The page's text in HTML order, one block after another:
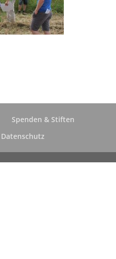
Spenden & Stiften
Datenschutz